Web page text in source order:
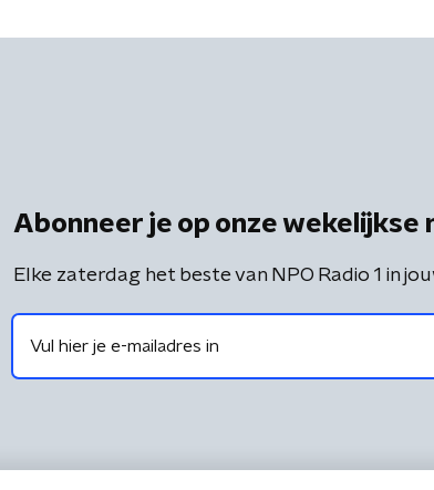
Abonneer je op onze wekelijkse
Elke zaterdag het beste van NPO Radio 1 in